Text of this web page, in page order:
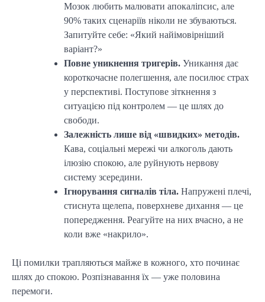
Мозок любить малювати апокаліпсис, але
90% таких сценаріїв ніколи не збуваються.
Запитуйте себе: «Який найімовірніший
варіант?»
Повне уникнення тригерів. Уникання дає
короткочасне полегшення, але посилює страх
у перспективі. Поступове зіткнення з
ситуацією під контролем — це шлях до
свободи.
Залежність лише від «швидких» методів.
Кава, соціальні мережі чи алкоголь дають
ілюзію спокою, але руйнують нервову
систему зсередини.
Ігнорування сигналів тіла. Напружені плечі,
стиснута щелепа, поверхневе дихання — це
попередження. Реагуйте на них вчасно, а не
коли вже «накрило».
Ці помилки трапляються майже в кожного, хто починає
шлях до спокою. Розпізнавання їх — уже половина
перемоги.